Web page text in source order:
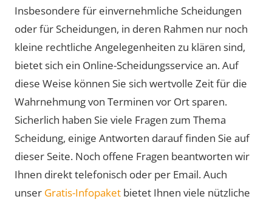
Insbesondere für einvernehmliche Scheidungen
oder für Scheidungen, in deren Rahmen nur noch
kleine rechtliche Angelegenheiten zu klären sind,
bietet sich ein Online-Scheidungsservice an. Auf
diese Weise können Sie sich wertvolle Zeit für die
Wahrnehmung von Terminen vor Ort sparen.
Sicherlich haben Sie viele Fragen zum Thema
Scheidung, einige Antworten darauf finden Sie auf
dieser Seite. Noch offene Fragen beantworten wir
Ihnen direkt telefonisch oder per Email. Auch
unser Gratis-Infopaket bietet Ihnen viele nützliche